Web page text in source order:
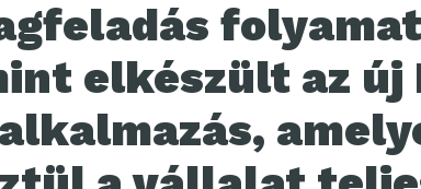
elkészült az új